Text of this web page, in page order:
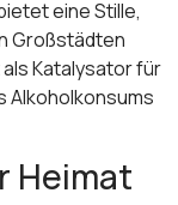
eine Stille,
Großstädten
Katalysator für
Alkoholkonsums
Heimat